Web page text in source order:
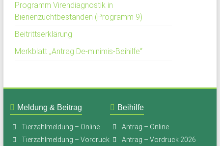
Programm Virendiagnostik in
Bienenzuchtbeständen (Programm 9)
Beitrittserklärung
Merkblatt „Antrag De-minimis-Beihilfe“
Meldung & Beitrag
Tierzahlmeldung – Online
Tierzahlmeldung – Vordruck
Beihilfe
Antrag – Online
Antrag – Vordruck 2026